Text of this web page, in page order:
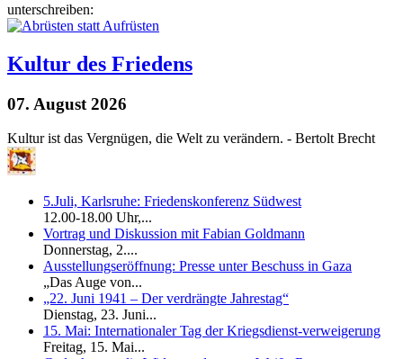
unterschreiben:
Kultur des Friedens
07. August 2026
Kultur ist das Vergnügen, die Welt zu verändern. - Bertolt Brecht
5.Juli, Karlsruhe: Friedenskonferenz Südwest
12.00-18.00 Uhr,...
Vortrag und Diskussion mit Fabian Goldmann
Donnerstag, 2....
Ausstellungseröffnung: Presse unter Beschuss in Gaza
„Das Auge von...
„22. Juni 1941 – Der verdrängte Jahrestag“
Dienstag, 23. Juni...
15. Mai: Internationaler Tag der Kriegsdienst-verweigerung
Freitag, 15. Mai...